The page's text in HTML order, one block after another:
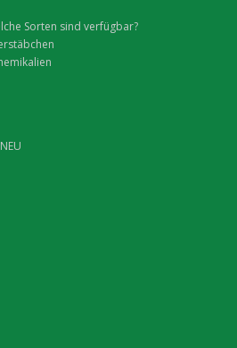
Sorten sind verfügbar?